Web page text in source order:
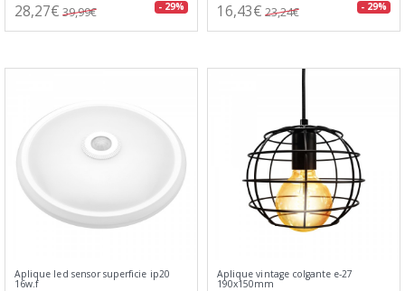
28,27€ 39,99€ - 29% 16,43€ 23,24€ - 29%
Aplique led sensor superficie ip20
16w.f
Aplique vintage colgante e-27
190x150mm